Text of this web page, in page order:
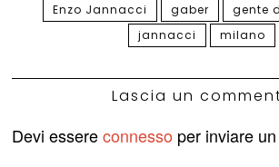
Enzo Jannacci
gaber
gente
jannacci
milano
Lascia un
Devi essereconnesso per inviare